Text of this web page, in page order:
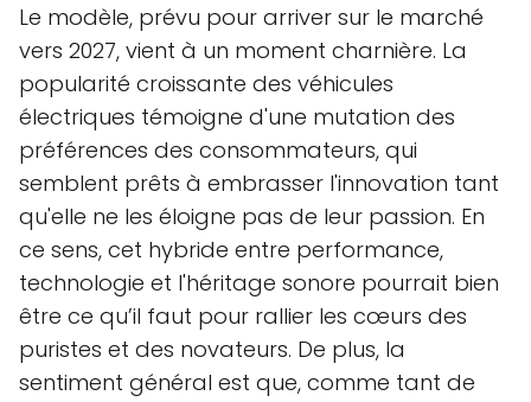
Le modèle, prévu pour arriver sur le marché
vers 2027, vient à un moment charnière. La
popularité croissante des véhicules
électriques témoigne d'une mutation des
préférences des consommateurs, qui
semblent prêts à embrasser l'innovation tant
qu'elle ne les éloigne pas de leur passion. En
ce sens, cet hybride entre performance,
technologie et l'héritage sonore pourrait bien
être ce qu’il faut pour rallier les cœurs des
puristes et des novateurs. De plus, la
sentiment général est que, comme tant de